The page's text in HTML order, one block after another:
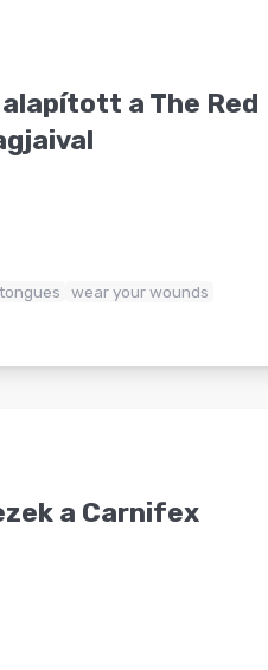
a The Red
wear your wounds
a Carnifex